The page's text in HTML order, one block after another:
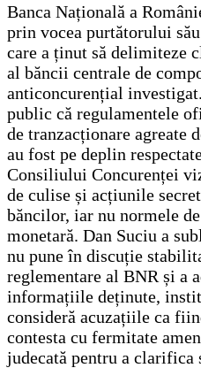
Banca Națională a
prin vocea purtătorului
care a ținut să delimiteze
al băncii centrale de
anticoncurențial
public că regulamentele
de tranzacționare agreate
au fost pe deplin
Consiliului Concurenței
de culise și acțiunile
băncilor, iar nu normele
monetară. Dan Suciu a
nu pune în discuție
reglementare al BNR și a
informațiile deținute,
consideră acuzațiile ca
contesta cu fermitate
judecată pentru a